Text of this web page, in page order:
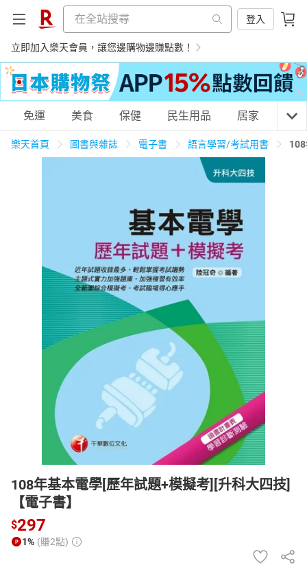
登入
立即加入樂天會員，讓您邊購物邊賺點數！
購物網分類
養生保健 民生用品
3C家電 運動休閒
女裝 男裝 化妝保養
電子/紙本書
免運 美食 保健 民生用品 居家 3C
樂天首頁 圖書與雜誌 電子書 語言學習/考試用書
108年基本電學[歷年試題+模擬考][升科大四技]
【電子書】
$297
1% (賺2點)